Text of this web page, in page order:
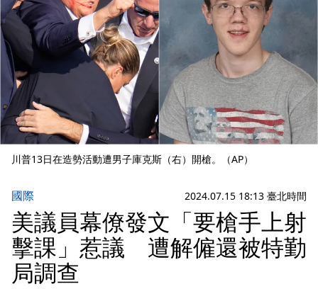
川普13日在造勢活動遭男子庫克斯（右）開槍。（AP）
國際 2024.07.15 18:13 臺北時間
美議員幕僚發文「要槍手上射
擊課」惹議 遭解僱還被特勤
局調查